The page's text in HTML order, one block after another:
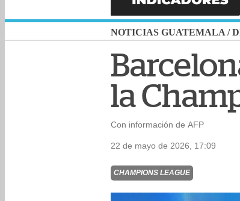
NOTICIAS GUATEMALA /
la
Con información de AFP
22 de mayo de 2026, 17:09
CHAMPIONS LEAGUE